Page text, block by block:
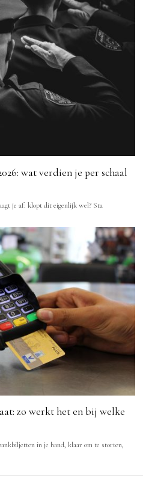
wat verdien je per schaal
je af: klopt dit eigenlijk wel? Sta
zo werkt het en bij welke
in je hand, klaar om te storten,